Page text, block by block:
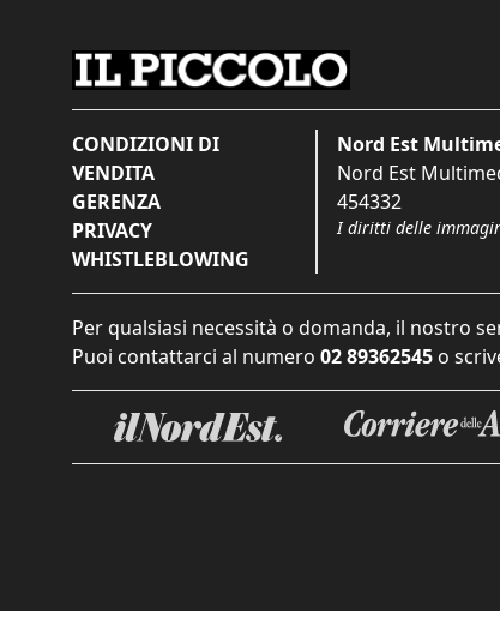
CONDIZIONI DI
VENDITA
GERENZA
PRIVACY
WHISTLEBLOWING
Nord Est
Nord Est
454332
I diritti delle
Per qualsiasi necessità o domanda, il nostro
Puoi contattarci al numero 02 89362545 o